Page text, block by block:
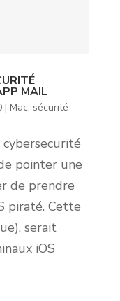
MAIL
| Mac, sécurité
pointer une
de prendre
piraté. Cette
serait
iOS